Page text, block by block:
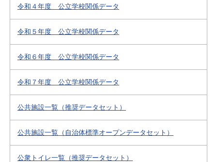
令和４年度 公立学校関係データ
令和５年度 公立学校関係データ
令和６年度 公立学校関係データ
令和７年度 公立学校関係データ
公共施設一覧（推奨データセット）
公共施設一覧（自治体標準オープンデータセット）
公衆トイレ一覧（推奨データセット）